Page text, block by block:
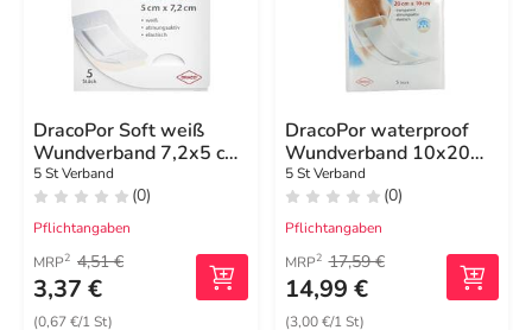
DracoPor Soft weiß
Wundverband 7,2x5 cm
steril
5 St Verband
(0)
Pflichtangaben
MRP2 4,51 €
3,37 €
(0,67 €/1 St)
DracoPor waterproof
Wundverband 10x20
cm steril
5 St Verband
(0)
Pflichtangaben
MRP2 17,59 €
14,99 €
(3,00 €/1 St)